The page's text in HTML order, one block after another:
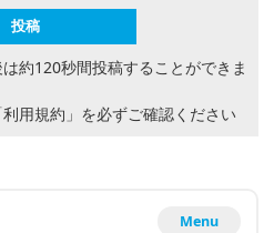
約120秒間投稿することができま
利用規約」 を必ずご確認ください
Menu